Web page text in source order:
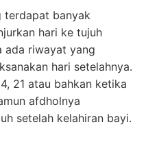
terdapat banyak
hari ke tujuh
ada riwayat yang
hari setelahnya.
21 atau bahkan ketika
afdholnya
setelah kelahiran bayi.